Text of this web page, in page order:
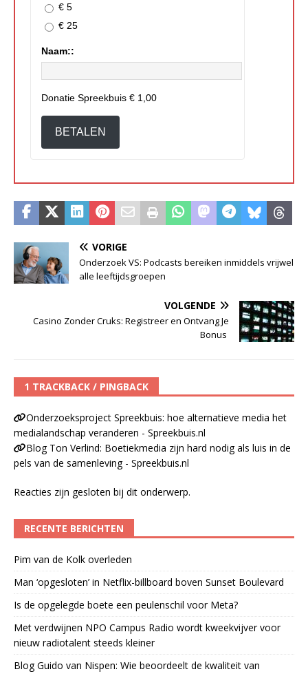
€ 5
€ 25
Naam::
Donatie Spreekbuis € 1,00
BETALEN
VORIGE
Onderzoek VS: Podcasts bereiken inmiddels vrijwel
alle leeftijdsgroepen
VOLGENDE
Casino Zonder Cruks: Registreer en Ontvang Je
Bonus
1 TRACKBACK / PINGBACK
Onderzoeksproject Spreekbuis: hoe alternatieve media het
medialandschap veranderen - Spreekbuis.nl
Blog Ton Verlind: Boetiekmedia zijn hard nodig als luis in de
pels van de samenleving - Spreekbuis.nl
Reacties zijn gesloten bij dit onderwerp.
RECENTE BERICHTEN
Pim van de Kolk overleden
Man ‘opgesloten’ in Netflix-billboard boven Sunset Boulevard
Is de opgelegde boete een peulenschil voor Meta?
Met verdwijnen NPO Campus Radio wordt kweekvijver voor
nieuw radiotalent steeds kleiner
Blog Guido van Nispen: Wie beoordeelt de kwaliteit van